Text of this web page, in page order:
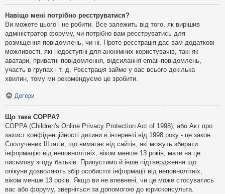
Навіщо мені потрібно реєструватися?
Ви можете цього і не робити. Все залежить від того, як вирішив
адміністратор форуму, чи потрібно вам реєструватись для
розміщення повідомлень, чи ні. Проте реєстрація дає вам додаткові
можливості, які недоступні для анонімних користувачів, такі як
аватари, приватні повідомлення, відсилання email-повідомлень,
участь в групах і т. д. Реєстрація займе у вас всього декілька
хвилин, тому ми рекомендуємо це зробити.
Догори
Що таке COPPA?
COPPA (Children's Online Privacy Protection Act of 1998), або Акт про
захист конфіденційності дитини в інтернеті від 1998 року - це закон
Сполучених Штатів, що вимагає від сайтів, які можуть збирати
інформацію від неповнолітніх, віком менше 13 років, мати на це
письмову згоду батьків. Припустимо й інше підтвердження що
опікуни дозволяють збір особистої інформації від неповнолітніх,
віком менше 13 років. Якщо ви не впевнені, чи це може стосуватись
вас або форуму, зверніться за допомогою до юрисконсульта.